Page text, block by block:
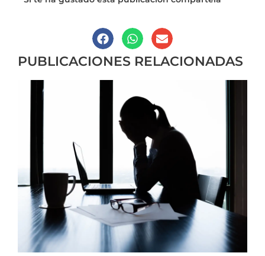
PUBLICACIONES RELACIONADAS